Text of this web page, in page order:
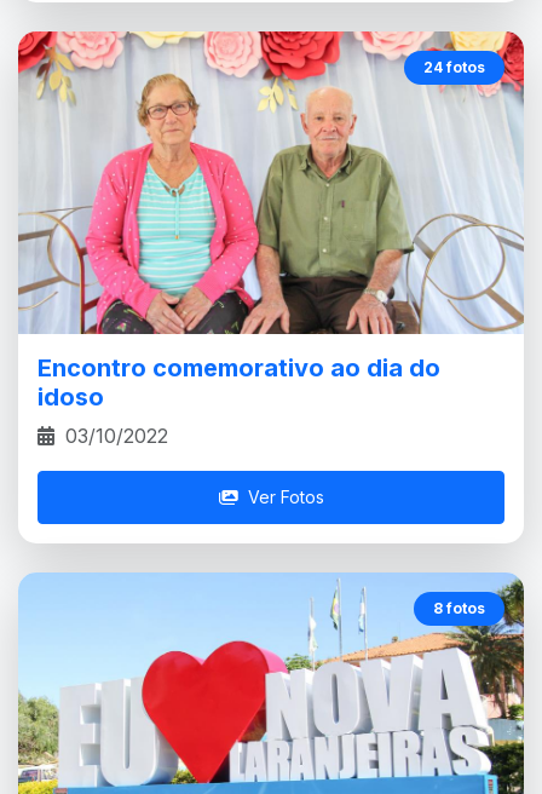
24 fotos
Encontro comemorativo ao dia do
idoso
03/10/2022
Ver Fotos
8 fotos